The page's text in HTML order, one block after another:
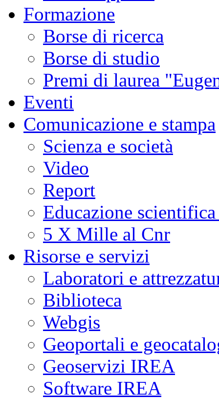
Formazione
Borse di ricerca
Borse di studio
Premi di laurea
Eventi
Comunicazione e stampa
Scienza e società
Video
Report
Educazione
5 X Mille al Cnr
Risorse e servizi
Laboratori e
Biblioteca
Webgis
Geoportali e
Geoservizi IREA
Software IREA